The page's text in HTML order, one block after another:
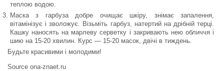
теплою водою.
Маска з гарбуза добре очищає шкіру, знімає запалення,
вітамінізує і зволожує. Візьміть гарбуз, натертий на дрібній терці.
Кашку наносять на марлеву серветку і закривають нею обличчя і
шию на 15-20 хвилин. Курс — 15-20 масок, двічі в тиждень.
Будьте красивими і молодими!
Sоurcе оnа-znаеt.ru